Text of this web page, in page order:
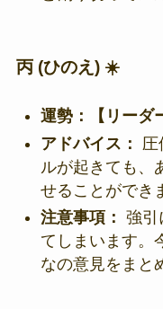
丙 (ひのえ) ☀️
運勢：【リーダ
アドバイス：
圧
ルが起きても、
せることができ
注意事項： 強引
てしまいます。
なの意見をまと